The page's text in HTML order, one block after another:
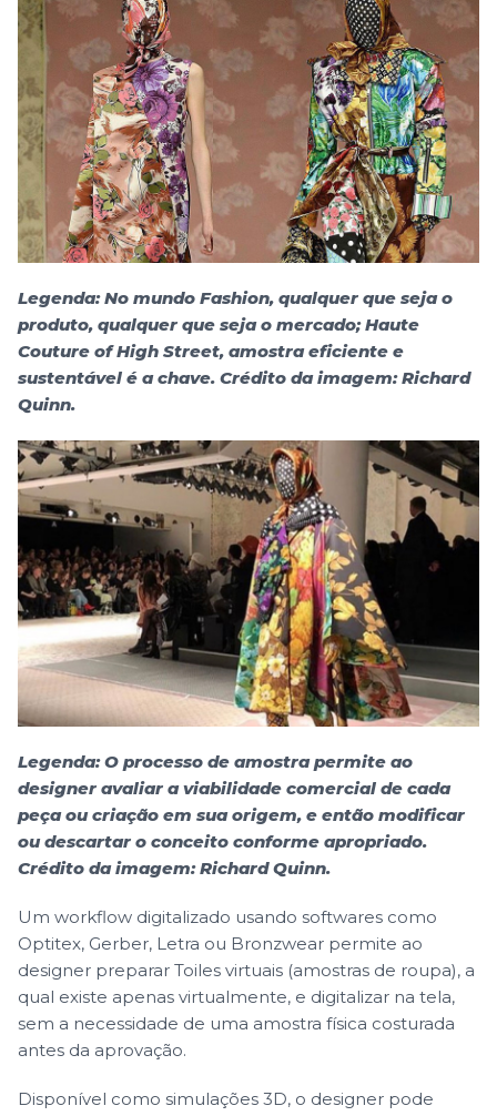
Legenda: No mundo Fashion, qualquer que seja o
produto, qualquer que seja o mercado; Haute
Couture of High Street, amostra eficiente e
sustentável é a chave. Crédito da imagem: Richard
Quinn.
Legenda: O processo de amostra permite ao
designer avaliar a viabilidade comercial de cada
peça ou criação em sua origem, e então modificar
ou descartar o conceito conforme apropriado.
Crédito da imagem: Richard Quinn.
Um workflow digitalizado usando softwares como
Optitex, Gerber, Letra ou Bronzwear permite ao
designer preparar Toiles virtuais (amostras de roupa), a
qual existe apenas virtualmente, e digitalizar na tela,
sem a necessidade de uma amostra física costurada
antes da aprovação.
Disponível como simulações 3D, o designer pode